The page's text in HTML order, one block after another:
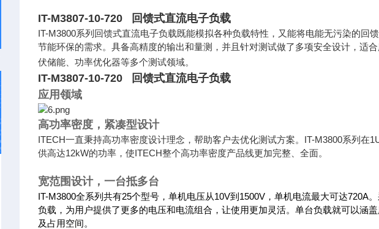
IT-M3807-10-720 回馈式直流电子负载
IT-M3800系列回馈式直流电子负载既能模拟各种负载特性，又能将电能无污染的回
节能环保的需求。具备高精度的输出和量测，并且针对测试做了多项安全设计，适
伏储能、功率优化器等多个测试领域。
IT-M3807-10-720 回馈式直流电子负载
应用领域
高功率密度，紧凑型设计
ITECH一直秉持高功率密度设计理念，帮助客户去优化测试方案。IT-M3800系列在
供高达12kW的功率，使ITECH整个高功率密度产品线更加完整、全面。
宽范围设计，一台抵多台
IT-M3800全系列共有25个型号，单机电压从10V到1500V，单机电流最大可达720A
负载，为用户提供了更多的电压和电流组合，让使用更加灵活。单台负载就可以涵
及占用空间。